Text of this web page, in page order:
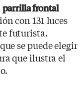
parrilla frontal
con 131 luces
futurista.
se puede elegir
que ilustra el